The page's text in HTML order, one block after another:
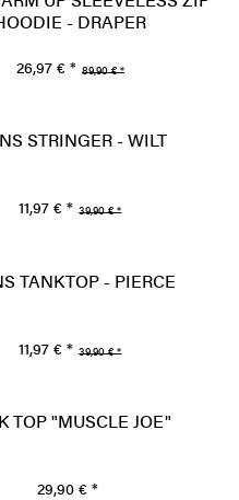
- DRAPER
89,90 € *
26,97 € *
STRINGER - WILT
39,90 € *
11,97 € *
TANKTOP - PIERCE
39,90 € *
11,97 € *
TOP "MUSCLE JOE"
29,90 € *